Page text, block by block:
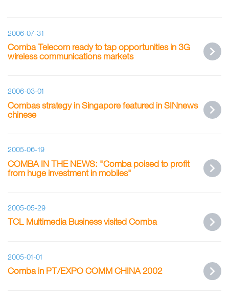
2006-07-31
Comba Telecom ready to tap opportunities in 3G
wireless communications markets
2006-03-01
Combas strategy in Singapore featured in SINnews
chinese
2005-06-19
COMBA IN THE NEWS: "Comba poised to profit
from huge investment in mobiles"
2005-05-29
TCL Multimedia Business visited Comba
2005-01-01
Comba in PT/EXPO COMM CHINA 2002